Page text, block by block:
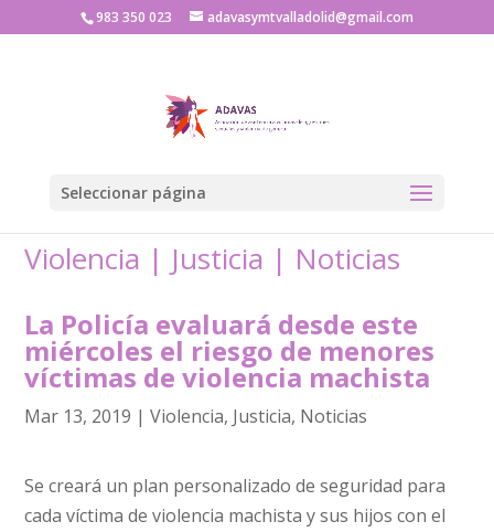
983 350 023 adavasymtvalladolid@gmail.com
Seleccionar página
Violencia | Justicia | Noticias
La Policía evaluará desde este
miércoles el riesgo de menores
víctimas de violencia machista
Mar 13, 2019 |Violencia, Justicia, Noticias
Se creará un plan personalizado de seguridad para
cada víctima de violencia machista y sus hijos con el